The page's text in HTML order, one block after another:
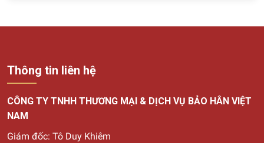
Thông tin liên hệ
CÔNG TY TNHH THƯƠNG MẠI & DỊCH VỤ BẢO HÂN VIỆT
NAM
Giám đốc: Tô Duy Khiêm